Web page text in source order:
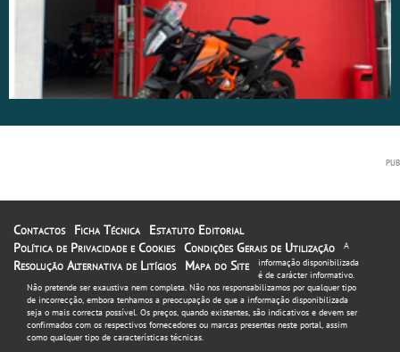
Contactos Ficha Técnica
Estatuto Editorial
Política de Privacidade e Cookies Condições Gerais de Utilização
Resolução Alternativa de Litígios
Mapa do Site
A
informação disponibilizada
é de carácter informativo.
Não pretende ser exaustiva nem completa. Não nos responsabilizamos por qualquer tipo
de incorrecção, embora tenhamos a preocupação de que a informação disponibilizada
seja o mais correcta possível. Os preços, quando existentes, são indicativos e devem ser
confirmados com os respectivos fornecedores ou marcas presentes neste portal, assim
como qualquer tipo de características técnicas.